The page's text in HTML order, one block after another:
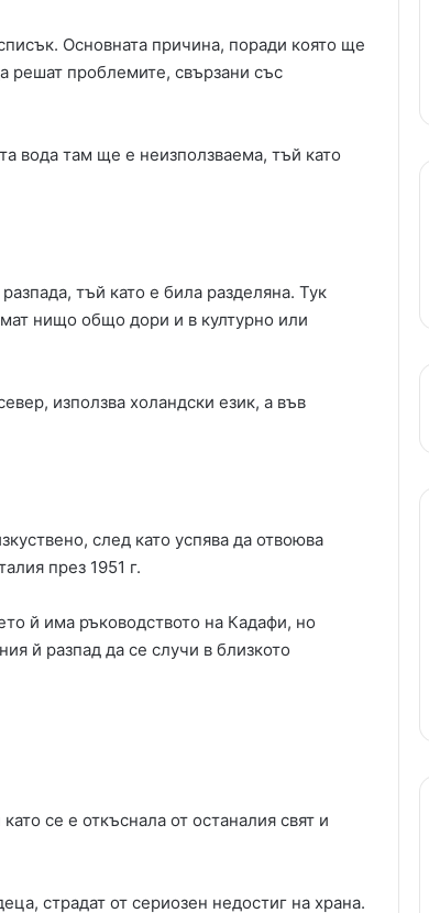
Основната причина, поради която ще
решат проблемите, свързани със
вода там ще е неизползваема, тъй като
тъй като е била разделяна. Тук
нищо общо дори и в културно или
използва холандски език, а във
след като успява да отвоюва
през 1951 г.
й има ръководството на Кадафи, но
й разпад да се случи в близкото
се е откъснала от останалия свят и
страдат от сериозен недостиг на храна.